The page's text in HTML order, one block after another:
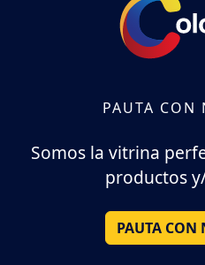
PAUTA CON
Somos la vitrina
productos
PAUTA CON